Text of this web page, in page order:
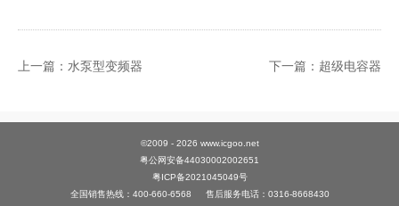
上一篇：水泵型变频器 下一篇：超级电容器
©2009 - 2026 www.icgoo.net
粤公网安备44030002002651
粤ICP备2021045049号
全国销售热线：400-660-6568
售后服务电话：0316-8668430